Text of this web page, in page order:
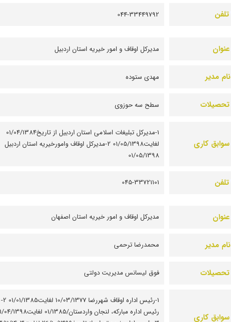
تلفن 044-33449792
عنوان مديرکل اوقاف و امور خيريه استان اردبيل
نام مدیر مهدی ستوده
تحصیلات سطح سه حوزوی
سوابق کاری
1-مدیرکل تبلیغات اسلامی استان اردبیل از تاریخ01/04/1384
لغایت01/05/1398 2-مدیرکل اوقاف وامورخیریه استان اردبیل
01/05/1398
تلفن 045-33721101
عنوان مديرکل اوقاف و امور خيريه استان اصفهان
نام مدیر محمدرضا ترحمی
تحصیلات فوق لیسانس مدیریت دولتی
سوابق کاری
1-رئیس اداره اوقاف شهررضا 10/03/1377 لغایت01/01/1385 2-
رئیس اداره مبارکه، لنجان واردستان/01/1385